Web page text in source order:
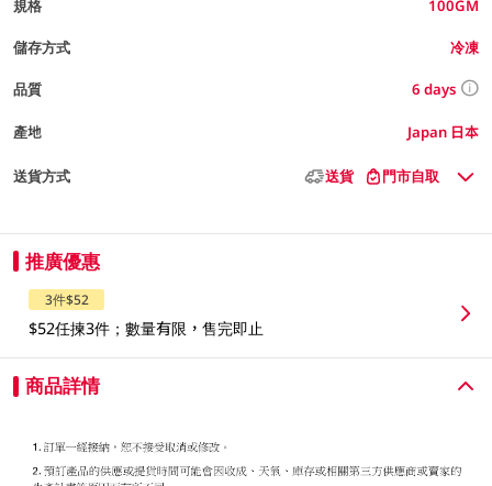
規格 100GM
儲存方式 冷凍
品質 6 days
產地 Japan 日本
送貨方式 送貨 門市自取
推廣優惠
3件$52
$52任揀3件；數量有限，售完即止
商品詳情